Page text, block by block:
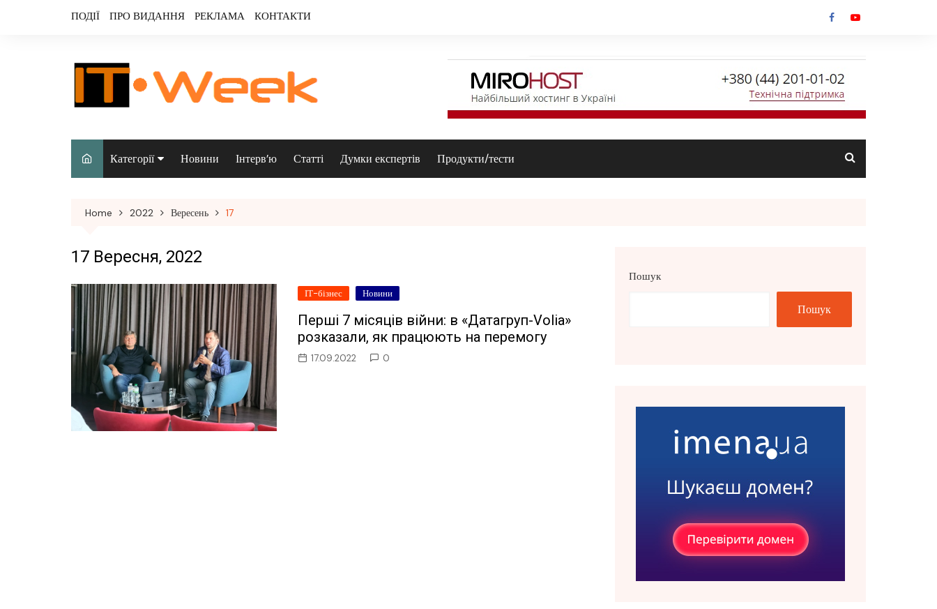
ПОДІЇ ПРО ВИДАННЯ РЕКЛАМА КОНТАКТИ
Категорії
Аудіо & відео
датацентри
ІТ-бізнес
Консалтинг
Майбутнє
Мобільні пристрої/ПК
Новини Інтерв’ю Статті Думки експертів Продукти/тести
Home 2022 Вересень 17
17 Вересня, 2022
ІТ-бізнес Новини
Перші 7 місяців війни: в «Датагруп-Volia»
розказали, як працюють на перемогу
17.09.2022 0
Пошук
Пошук